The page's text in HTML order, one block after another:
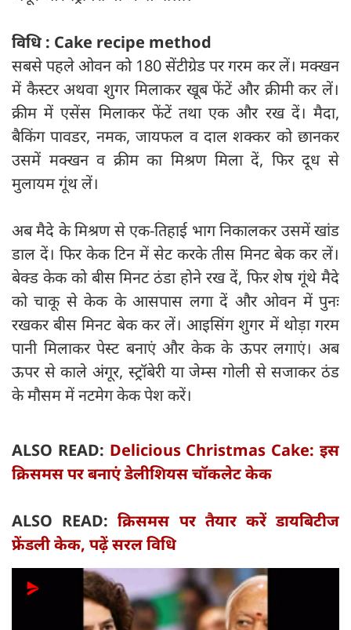
विधि : Cake recipe method
सबसे पहले ओवन को 180 सेंटीग्रेड पर गरम कर लें। मक्खन
में कैस्टर अथवा शुगर मिलाकर खूब फेंटें और क्रीमी कर लें।
क्रीम में एसेंस मिलाकर फेंटें तथा एक और रख दें। मैदा,
बैकिंग पावडर, नमक, जायफल व दाल शक्कर को छानकर
उसमें मक्खन व क्रीम का मिश्रण मिला दें, फिर दूध से
मुलायम गूंथ लें।
अब मैदे के मिश्रण से एक-तिहाई भाग निकालकर उसमें खांड
डाल दें। फिर केक टिन में सेट करके तीस मिनट बेक कर लें।
बेक्ड केक को बीस मिनट ठंडा होने रख दें, फिर शेष गूंथे मैदे
को चाकू से केक के आसपास लगा दें और ओवन में पुनः
रखकर बीस मिनट बेक कर लें। आइसिंग शुगर में थोड़ा गरम
पानी मिलाकर पेस्ट बनाएं और केक के ऊपर लगाएं। अब
ऊपर से काले अंगूर, स्ट्रॉबेरी या जेम्स गोली से सजाकर ठंड
के मौसम में नटमेग केक पेश करें।
ALSO READ: Delicious Christmas Cake: इस
क्रिसमस पर बनाएं डेलीशियस चॉकलेट केक
ALSO READ:क्रिसमस पर तैयार करें डायबिटीज
फ्रेंडली केक, पढ़ें सरल विधि